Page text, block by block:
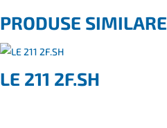
PRODUSE SIMILARE
LE 211 2F.SH